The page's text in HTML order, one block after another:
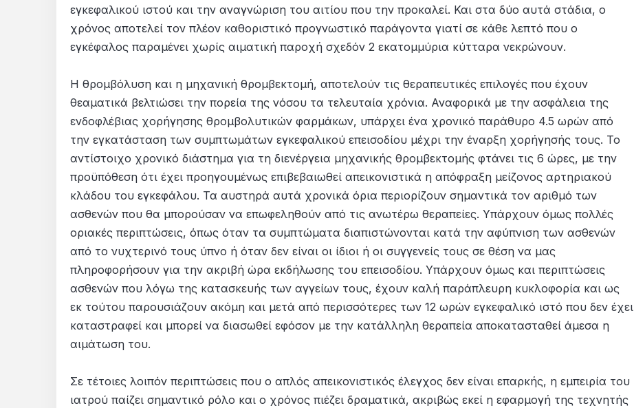
εγκεφαλικού ιστού και την αναγνώριση του αιτίου που την προκαλεί. Και στα δύο αυτά στάδια, ο
χρόνος αποτελεί τον πλέον καθοριστικό προγνωστικό παράγοντα γιατί σε κάθε λεπτό που ο
εγκέφαλος παραμένει χωρίς αιματική παροχή σχεδόν 2 εκατομμύρια κύτταρα νεκρώνουν.
Η θρομβόλυση και η μηχανική θρομβεκτομή, αποτελούν τις θεραπευτικές επιλογές που έχουν
θεαματικά βελτιώσει την πορεία της νόσου τα τελευταία χρόνια. Αναφορικά με την ασφάλεια της
ενδοφλέβιας χορήγησης θρομβολυτικών φαρμάκων, υπάρχει ένα χρονικό παράθυρο 4.5 ωρών από
την εγκατάσταση των συμπτωμάτων εγκεφαλικού επεισοδίου μέχρι την έναρξη χορήγησής τους. Το
αντίστοιχο χρονικό διάστημα για τη διενέργεια μηχανικής θρομβεκτομής φτάνει τις 6 ώρες, με την
προϋπόθεση ότι έχει προηγουμένως επιβεβαιωθεί απεικονιστικά η απόφραξη μείζονος αρτηριακού
κλάδου του εγκεφάλου. Τα αυστηρά αυτά χρονικά όρια περιορίζουν σημαντικά τον αριθμό των
ασθενών που θα μπορούσαν να επωφεληθούν από τις ανωτέρω θεραπείες. Υπάρχουν όμως πολλές
οριακές περιπτώσεις, όπως όταν τα συμπτώματα διαπιστώνονται κατά την αφύπνιση των ασθενών
από το νυχτερινό τους ύπνο ή όταν δεν είναι οι ίδιοι ή οι συγγενείς τους σε θέση να μας
πληροφορήσουν για την ακριβή ώρα εκδήλωσης του επεισοδίου. Υπάρχουν όμως και περιπτώσεις
ασθενών που λόγω της κατασκευής των αγγείων τους, έχουν καλή παράπλευρη κυκλοφορία και ως
εκ τούτου παρουσιάζουν ακόμη και μετά από περισσότερες των 12 ωρών εγκεφαλικό ιστό που δεν έχει
καταστραφεί και μπορεί να διασωθεί εφόσον με την κατάλληλη θεραπεία αποκατασταθεί άμεσα η
αιμάτωση του.
Σε τέτοιες λοιπόν περιπτώσεις που ο απλός απεικονιστικός έλεγχος δεν είναι επαρκής, η εμπειρία του
ιατρού παίζει σημαντικό ρόλο και ο χρόνος πιέζει δραματικά, ακριβώς εκεί η εφαρμογή της τεχνητής